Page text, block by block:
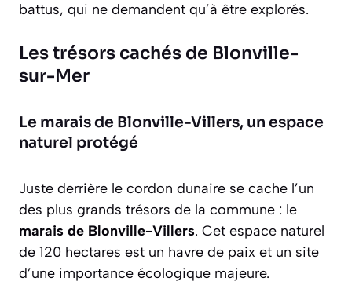
battus, qui ne demandent qu’à être explorés.
Les trésors cachés de Blonville-
sur-Mer
Le marais de Blonville-Villers, un espace
naturel protégé
Juste derrière le cordon dunaire se cache l’un
des plus grands trésors de la commune : le
marais de Blonville-Villers. Cet espace naturel
de 120 hectares est un havre de paix et un site
d’une importance écologique majeure.